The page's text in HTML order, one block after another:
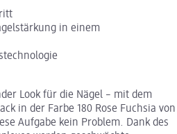
in einem
Look für die Nägel – mit dem
in der Farbe 180 Rose Fuchsia von
Aufgabe kein Problem. Dank des